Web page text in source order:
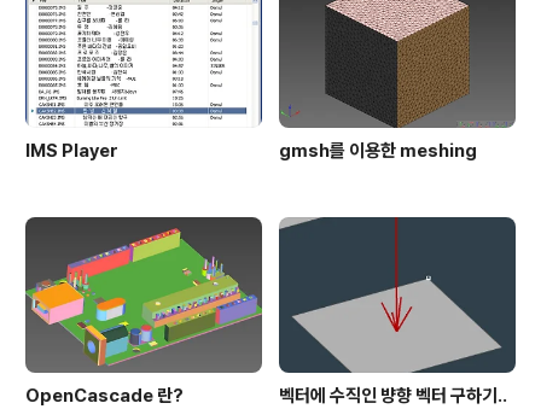
IMS Player gmsh를 이용한 meshing
OpenCascade 란? 벡터에 수직인 뱡향 벡터 구하기..